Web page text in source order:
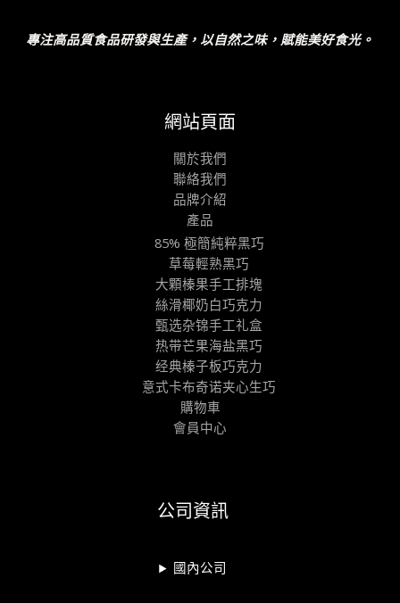
專注高品質食品研發與生產，以自然之味，賦能美好食光。
網站頁面
關於我們
聯絡我們
品牌介紹
產品
85% 極簡純粹黑巧
草莓輕熟黑巧
大顆榛果手工排塊
絲滑椰奶白巧克力
甄选杂锦手工礼盒
热带芒果海盐黑巧
经典榛子板巧克力
意式卡布奇诺夹心生巧
購物車
會員中心
公司資訊
國內公司